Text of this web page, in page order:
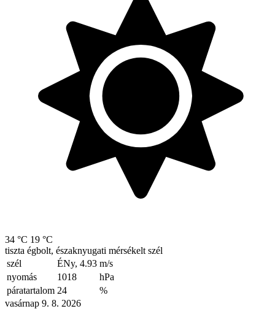
34 °C 19 °C
tiszta égbolt, északnyugati mérsékelt szél
szél
ÉNy, 4.93 m/s
nyomás
1018
hPa
páratartalom 24
%
vasárnap 9. 8. 2026